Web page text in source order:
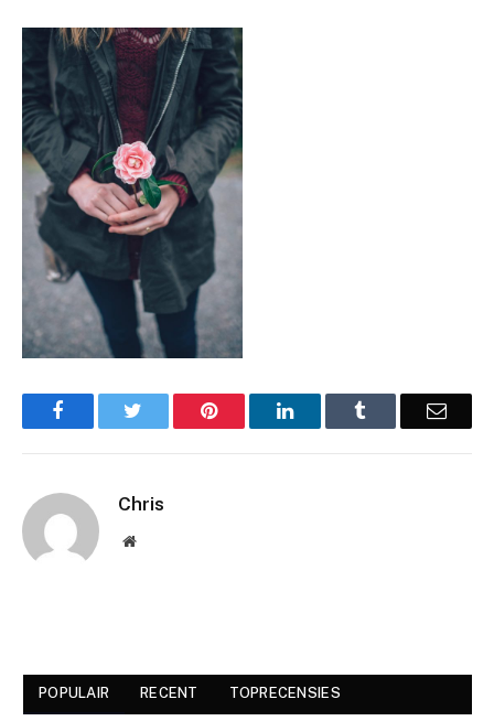
Facebook Pinterest LinkedIn Email
Chris
Website
POPULAIR RECENT TOPRECENSIES